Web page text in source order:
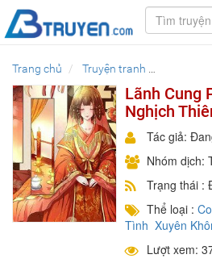
Trang chủ Truyện tranh
Lãnh Cung
Nghịch
Tác giả:
Nhóm dịch:
Trạng thái :
Thể loại :
Tình Xuyên
Lượt xem: